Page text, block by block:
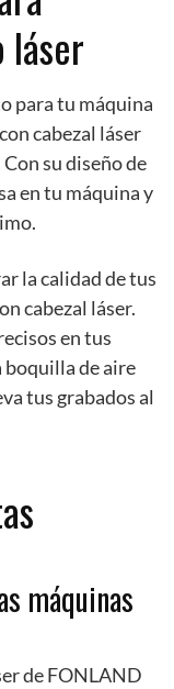
láser
para tu máquina
cabezal láser
su diseño de
en tu máquina y
la calidad de tus
cabezal láser.
en tus
boquilla de aire
tus grabados al
máquinas
de FONLAND